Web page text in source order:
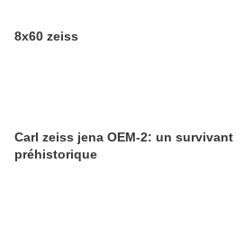
8x60 zeiss
Carl zeiss jena OEM-2: un survivant
préhistorique